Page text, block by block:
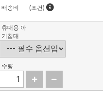
배송비
(조건)
휴대용 아
기침대
수량